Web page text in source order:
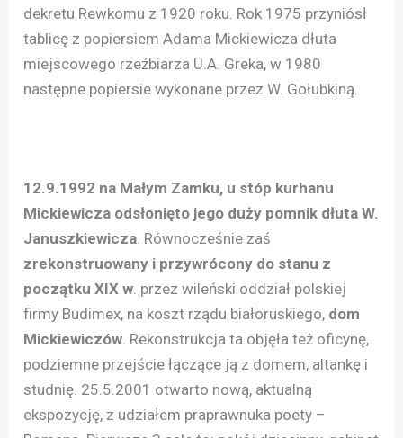
dekretu Rewkomu z 1920 roku. Rok 1975 przyniósł
tablicę z popiersiem Adama Mickiewicza dłuta
miejscowego rzeźbiarza U.A. Greka, w 1980
następne popiersie wykonane przez W. Gołubkiną.
12.9.1992 na Małym Zamku, u stóp kurhanu
Mickiewicza odsłonięto jego duży pomnik dłuta W.
Januszkiewicza. Równocześnie zaś
zrekonstruowany i przywrócony do stanu z
początku XIX w. przez wileński oddział polskiej
firmy Budimex, na koszt rządu białoruskiego, dom
Mickiewiczów. Rekonstrukcja ta objęła też oficynę,
podziemne przejście łączące ją z domem, altankę i
studnię. 25.5.2001 otwarto nową, aktualną
ekspozycję, z udziałem praprawnuka poety –